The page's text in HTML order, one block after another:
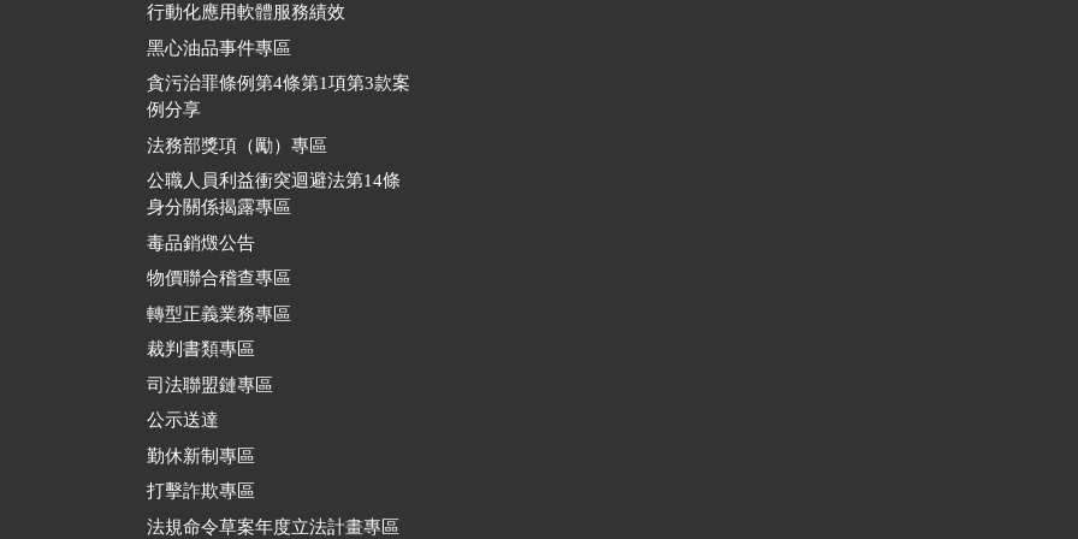
行動化應用軟體服務績效
黑心油品事件專區
貪污治罪條例第4條第1項第3款案
例分享
法務部獎項（勵）專區
公職人員利益衝突迴避法第14條
身分關係揭露專區
毒品銷燬公告
物價聯合稽查專區
轉型正義業務專區
裁判書類專區
司法聯盟鏈專區
公示送達
勤休新制專區
打擊詐欺專區
法規命令草案年度立法計畫專區